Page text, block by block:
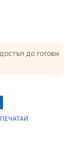
до готови